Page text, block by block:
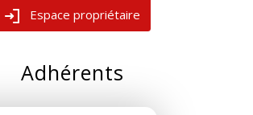
Espace propriétaire
Adhérents